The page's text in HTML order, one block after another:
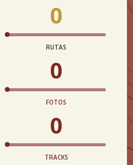
0
RUTAS
0
FOTOS
0
TRACKS